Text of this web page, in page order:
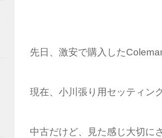
先日、激安で購入した
現在、小川張り用セッティン
中古だけど、見た感じ大切に